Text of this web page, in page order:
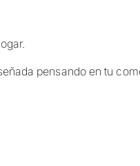
pensando en tu